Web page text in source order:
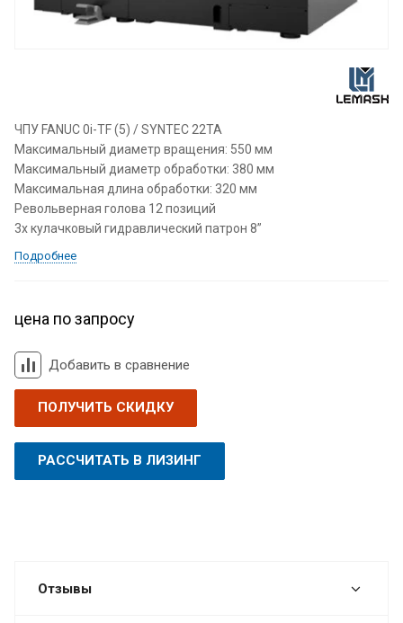
ЧПУ FANUC 0i-TF (5) / SYNTEC 22TA
Максимальный диаметр вращения: 550 мм
Максимальный диаметр обработки: 380 мм
Максимальная длина обработки: 320 мм
Револьверная голова 12 позиций
3х кулачковый гидравлический патрон 8”
Подробнее
цена по запросу
Добавить в сравнение
ПОЛУЧИТЬ СКИДКУ
РАССЧИТАТЬ В ЛИЗИНГ
Отзывы